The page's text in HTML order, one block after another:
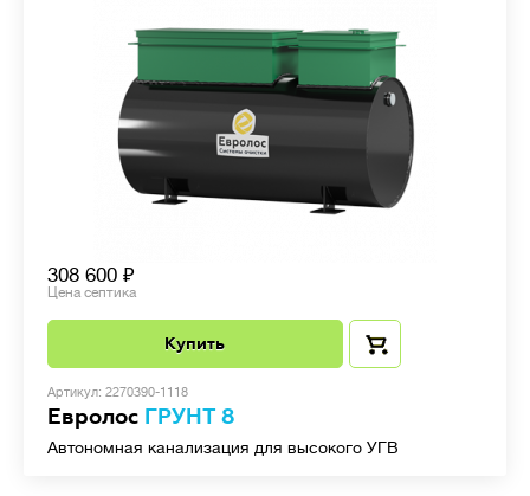
308 600
Цена септика
Купить
Артикул: 2270390-1118
Евролос ГРУНТ 8
Автономная канализация для высокого УГВ